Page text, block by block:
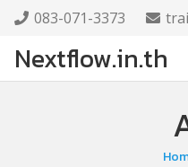
083-071-3373
Nextflow.in.th